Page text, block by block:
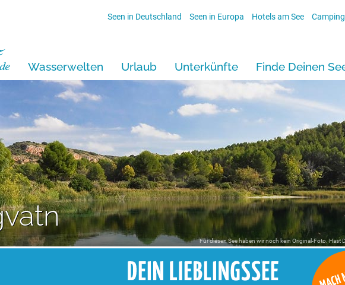
Seen in Deutschland Seen in Europa Hotels am See
Wasserwelten Urlaub Unterkünfte Finde Deinen
Für diesen See haben wir noch kein Original-Foto.